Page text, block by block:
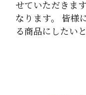
せていただきま
なります。 皆様
る商品にしたい